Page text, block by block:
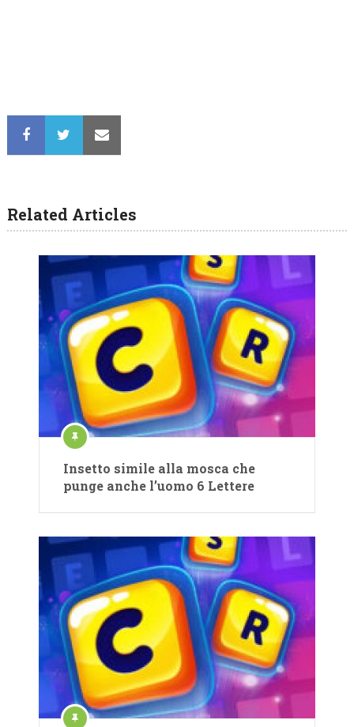
Related Articles
Insetto simile alla mosca che
punge anche l’uomo 6 Lettere